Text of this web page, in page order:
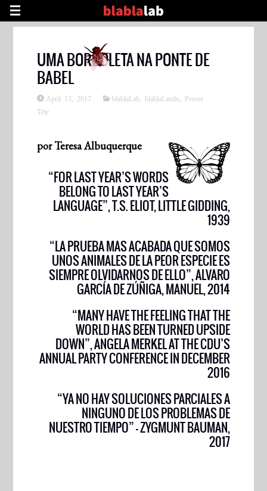
UMA BORBOLETA NA PONTE DE
BABEL
April 13, 2017 blablaLab ,blablaLando
Presse
Tête
por Teresa Albuquerque
“FOR LAST YEAR’S WORDS
BELONG TO LAST YEAR’S
LANGUAGE”, T.S. ELIOT, LITTLE GIDDING,
1939
“LA PRUEBA MAS ACABADA QUE SOMOS
UNOS ANIMALES DE LA PEOR ESPECIE ES
SIEMPRE OLVIDARNOS DE ELLO”, ALVARO
GARCÍA DE ZÚÑIGA, MANUEL, 2014
“MANY HAVE THE FEELING THAT THE
WORLD HAS BEEN TURNED UPSIDE
DOWN”, ANGELA MERKEL AT THE CDU’S
ANNUAL PARTY CONFERENCE IN DECEMBER
2016
“YA NO HAY SOLUCIONES PARCIALES A
NINGUNO DE LOS PROBLEMAS DE
NUESTRO TIEMPO” – ZYGMUNT BAUMAN,
2017